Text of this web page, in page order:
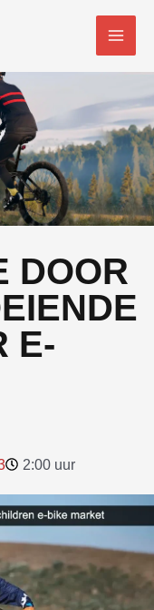
DOOR
E-
2:00 uur